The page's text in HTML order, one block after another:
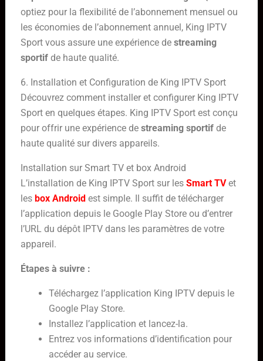
optiez pour la flexibilité de l’abonnement mensuel ou
les économies de l’abonnement annuel, King IPTV
Sport vous assure une expérience de streaming
sportifde haute qualité.
6. Installation et Configuration de King IPTV Sport
Découvrez comment installer et configurer King IPTV
Sport en quelques étapes. King IPTV Sport est conçu
pour offrir une expérience de streaming sportifde
haute qualité sur divers appareils.
Installation sur Smart TV et box Android
L’installation de King IPTV Sport sur les Smart TVet
les box Android est simple. Il suffit de télécharger
l’application depuis le Google Play Store ou d’entrer
l’URL du dépôt IPTV dans les paramètres de votre
appareil.
Étapes à suivre :
Téléchargez l’application King IPTV depuis le
Google Play Store.
Installez l’application et lancez-la.
Entrez vos informations d’identification pour
accéder au service.